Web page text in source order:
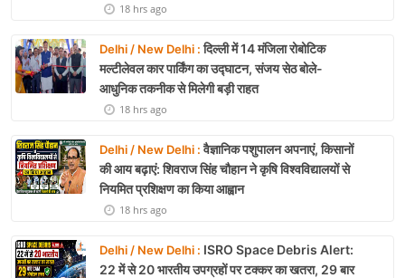
18 hrs ago
Delhi / New Delhi :दिल्ली में 14 मंजिला रोबोटिक
मल्टीलेवल कार पार्किंग का उद्घाटन, संजय सेठ बोले-
आधुनिक तकनीक से मिलेगी बड़ी राहत
18 hrs ago
Delhi / New Delhi :वैज्ञानिक पशुपालन अपनाएं, किसानों
की आय बढ़ाएं: शिवराज सिंह चौहान ने कृषि विश्वविद्यालयों से
नियमित प्रशिक्षण का किया आह्वान
18 hrs ago
Delhi / New Delhi : ISRO Space Debris Alert:
22 में से 20 भारतीय उपग्रहों पर टक्कर का खतरा, 29 बार